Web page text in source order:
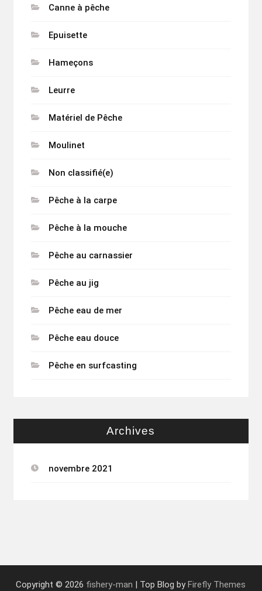
Canne à pêche
Epuisette
Hameçons
Leurre
Matériel de Pêche
Moulinet
Non classifié(e)
Pêche à la carpe
Pêche à la mouche
Pêche au carnassier
Pêche au jig
Pêche eau de mer
Pêche eau douce
Pêche en surfcasting
Archives
novembre 2021
Copyright © 2026 fishery-man | Top Blog by Firefly Themes